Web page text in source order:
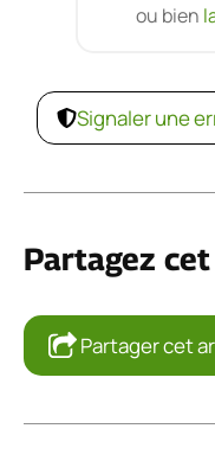
ou bien
Signaler une
Partagez
Partager cet